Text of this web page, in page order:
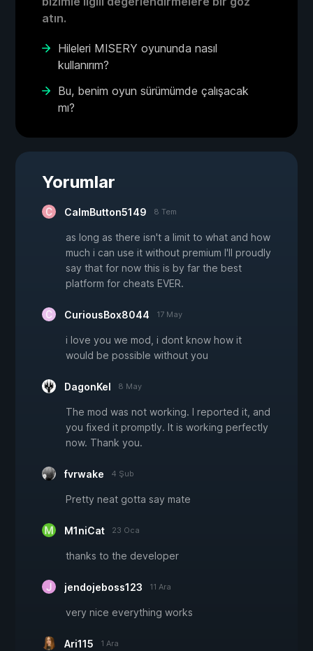
atın.
Hileleri MISERY oyununda nasıl
kullanırım?
Bu, benim oyun sürümümde çalışacak
mı?
Yorumlar
CalmButton5149 8 Tem
as long as there isn't a limit to what and how
much i can use it without premium I'll proudly
say that for now this is by far the best
platform for cheats EVER.
CuriousBox8044 17 May
i love you we mod, i dont know how it
would be possible without you
DagonKel 8 May
The mod was not working. I reported it, and
you fixed it promptly. It is working perfectly
now. Thank you.
fvrwake 4 Şub
Pretty neat gotta say mate
M1niCat 23 Oca
thanks to the developer
jendojeboss123 11 Ara
very nice everything works
Ari115 1 Ara